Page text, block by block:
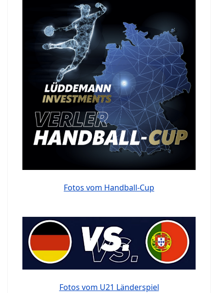
Fotos vom Handball-Cup
Fotos vom U21 Länderspiel